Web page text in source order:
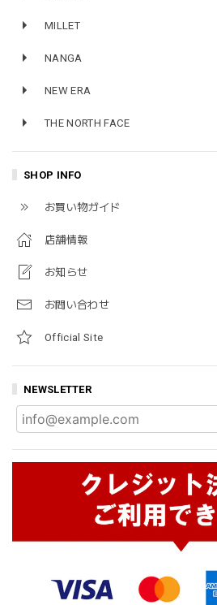
MILLET
NANGA
NEW ERA
THE NORTH FACE
SHOP INFO
お買い物ガイド
店舗情報
お知らせ
お問い合わせ
Official Site
NEWSLETTER